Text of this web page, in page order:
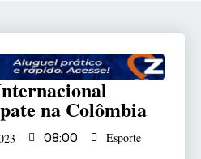
na Colômbia
08:00
Esporte